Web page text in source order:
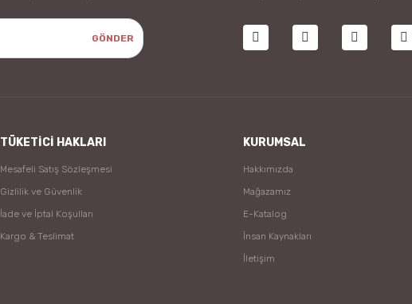
GÖNDER
TÜKETİCİ HAKLARI
Mesafeli Satış Sözleşmesi
Gizlilik ve Güvenlik
İade ve İptal Koşulları
Kargo & Teslimat
KURUMSAL
Hakkımızda
Mağazamız
E-Katalog
İnsan Kaynakları
İletişim